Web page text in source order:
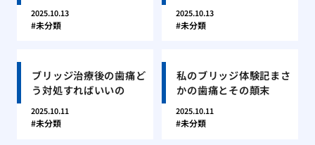
2025.10.13
未分類
2025.10.13
未分類
ブリッジ治療後の歯痛ど
う対処すればいいの
2025.10.11
未分類
私のブリッジ体験記まさ
かの歯痛とその顛末
2025.10.11
未分類